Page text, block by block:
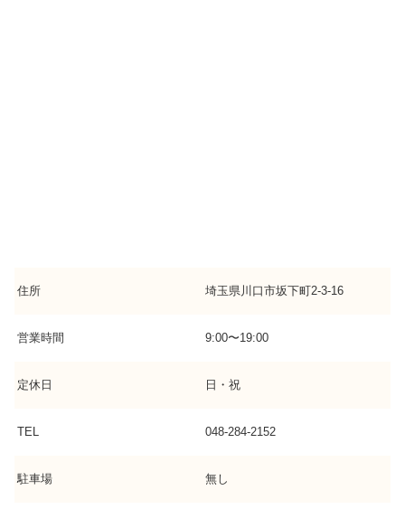
住所 埼玉県川口市坂下町2-3-16
営業時間 9:00〜19:00
定休日 日・祝
TEL 048-284-2152
駐車場 無し